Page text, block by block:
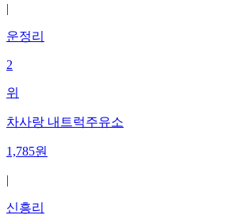
|
운정리
2
위
차사랑 내트럭주유소
1,785원
|
신흥리